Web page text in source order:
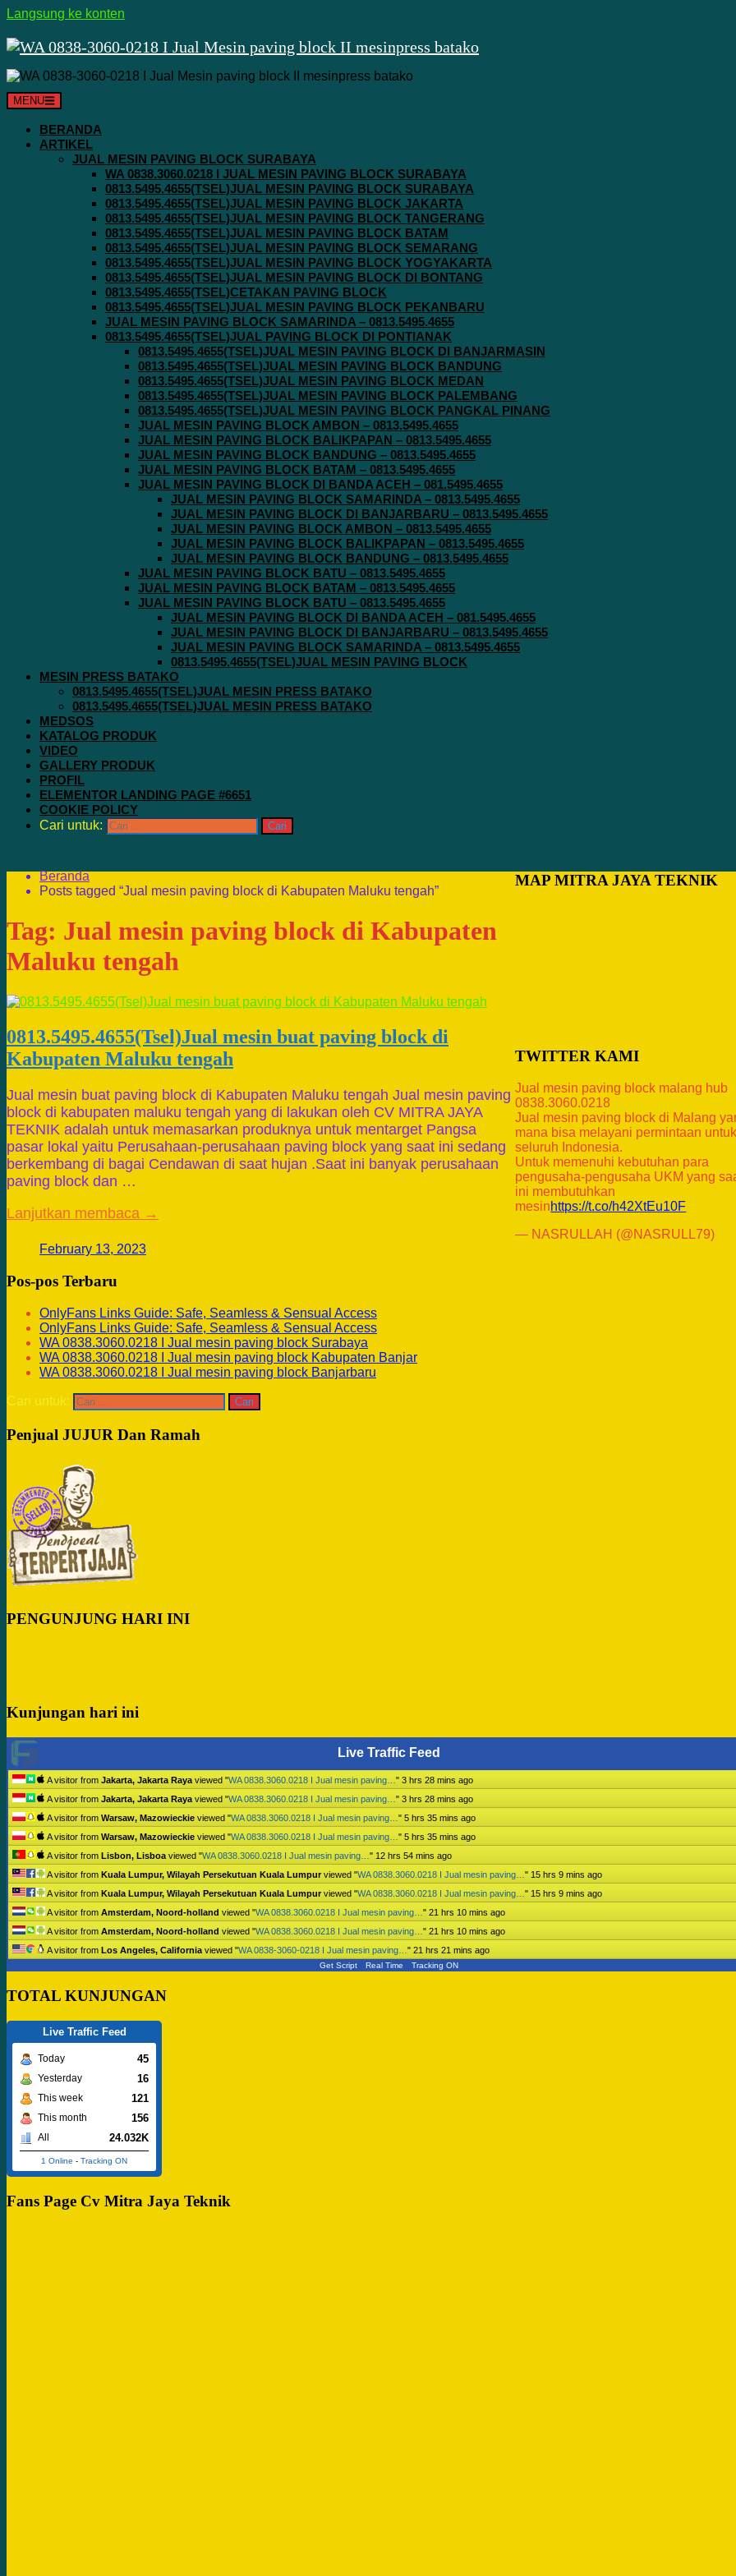
Langsung ke konten
MENU
BERANDA
ARTIKEL
JUAL MESIN PAVING BLOCK SURABAYA
WA 0838.3060.0218 I JUAL MESIN PAVING BLOCK SURABAYA
0813.5495.4655(TSEL)JUAL MESIN PAVING BLOCK SURABAYA
0813.5495.4655(TSEL)JUAL MESIN PAVING BLOCK JAKARTA
0813.5495.4655(TSEL)JUAL MESIN PAVING BLOCK TANGERANG
0813.5495.4655(TSEL)JUAL MESIN PAVING BLOCK BATAM
0813.5495.4655(TSEL)JUAL MESIN PAVING BLOCK SEMARANG
0813.5495.4655(TSEL)JUAL MESIN PAVING BLOCK YOGYAKARTA
0813.5495.4655(TSEL)JUAL MESIN PAVING BLOCK DI BONTANG
0813.5495.4655(TSEL)CETAKAN PAVING BLOCK
0813.5495.4655(TSEL)JUAL MESIN PAVING BLOCK PEKANBARU
JUAL MESIN PAVING BLOCK SAMARINDA – 0813.5495.4655
0813.5495.4655(TSEL)JUAL PAVING BLOCK DI PONTIANAK
0813.5495.4655(TSEL)JUAL MESIN PAVING BLOCK DI BANJARMASIN
0813.5495.4655(TSEL)JUAL MESIN PAVING BLOCK BANDUNG
0813.5495.4655(TSEL)JUAL MESIN PAVING BLOCK MEDAN
0813.5495.4655(TSEL)JUAL MESIN PAVING BLOCK PALEMBANG
0813.5495.4655(TSEL)JUAL MESIN PAVING BLOCK PANGKAL PINANG
JUAL MESIN PAVING BLOCK AMBON – 0813.5495.4655
JUAL MESIN PAVING BLOCK BALIKPAPAN – 0813.5495.4655
JUAL MESIN PAVING BLOCK BANDUNG – 0813.5495.4655
JUAL MESIN PAVING BLOCK BATAM – 0813.5495.4655
JUAL MESIN PAVING BLOCK DI BANDA ACEH – 081.5495.4655
JUAL MESIN PAVING BLOCK SAMARINDA – 0813.5495.4655
JUAL MESIN PAVING BLOCK DI BANJARBARU – 0813.5495.4655
JUAL MESIN PAVING BLOCK AMBON – 0813.5495.4655
JUAL MESIN PAVING BLOCK BALIKPAPAN – 0813.5495.4655
JUAL MESIN PAVING BLOCK BANDUNG – 0813.5495.4655
JUAL MESIN PAVING BLOCK BATU – 0813.5495.4655
JUAL MESIN PAVING BLOCK BATAM – 0813.5495.4655
JUAL MESIN PAVING BLOCK BATU – 0813.5495.4655
JUAL MESIN PAVING BLOCK DI BANDA ACEH – 081.5495.4655
JUAL MESIN PAVING BLOCK DI BANJARBARU – 0813.5495.4655
JUAL MESIN PAVING BLOCK SAMARINDA – 0813.5495.4655
0813.5495.4655(TSEL)JUAL MESIN PAVING BLOCK
MESIN PRESS BATAKO
0813.5495.4655(TSEL)JUAL MESIN PRESS BATAKO
0813.5495.4655(TSEL)JUAL MESIN PRESS BATAKO
MEDSOS
KATALOG PRODUK
VIDEO
GALLERY PRODUK
PROFIL
ELEMENTOR LANDING PAGE #6651
COOKIE POLICY
Cari untuk:
Beranda
Posts tagged “Jual mesin paving block di Kabupaten Maluku tengah”
Tag: Jual mesin paving block di Kabupaten
Maluku tengah
0813.5495.4655(Tsel)Jual mesin buat paving block di
Kabupaten Maluku tengah
Jual mesin buat paving block di Kabupaten Maluku tengah Jual mesin paving
block di kabupaten maluku tengah yang di lakukan oleh CV MITRA JAYA
TEKNIK adalah untuk memasarkan produknya untuk mentarget Pangsa
pasar lokal yaitu Perusahaan-perusahaan paving block yang saat ini sedang
berkembang di bagai Cendawan di saat hujan .Saat ini banyak perusahaan
paving block dan …
Lanjutkan membaca →
MAP MITRA JAYA TEKNIK
TWITTER KAMI
Jual mesin paving block malang hub
0838.3060.0218
Jual mesin paving block di Malang
mana bisa melayani permintaan untuk
seluruh Indonesia.
Untuk memenuhi kebutuhan para
pengusaha-pengusaha UKM yang
ini membutuhkan
mesinhttps://t.co/h42XtEu10F
— NASRULLAH (@NASRULL79)
February 13, 2023
Pos-pos Terbaru
OnlyFans Links Guide: Safe, Seamless & Sensual Access
OnlyFans Links Guide: Safe, Seamless & Sensual Access
WA 0838.3060.0218 I Jual mesin paving block Surabaya
WA 0838.3060.0218 I Jual mesin paving block Kabupaten Banjar
WA 0838.3060.0218 I Jual mesin paving block Banjarbaru
Cari untuk:
Penjual JUJUR Dan Ramah
PENGUNJUNG HARI INI
Kunjungan hari ini
Live Traffic Feed
A visitor from Jakarta, Jakarta Raya viewed "WA 0838.3060.0218 I Jual mesin paving… " 3 hrs 28 mins ago
A visitor from Jakarta, Jakarta Raya viewed "WA 0838.3060.0218 I Jual mesin paving… " 3 hrs 28 mins ago
A visitor from Warsaw, Mazowieckie viewed "WA 0838.3060.0218 I Jual mesin paving… " 5 hrs 35 mins ago
A visitor from Warsaw, Mazowieckie viewed "WA 0838.3060.0218 I Jual mesin paving… " 5 hrs 35 mins ago
A visitor from Lisbon, Lisboa viewed "WA 0838.3060.0218 I Jual mesin paving… " 12 hrs 54 mins ago
A visitor from Kuala Lumpur, Wilayah Persekutuan Kuala Lumpurviewed "WA 0838.3060.0218 I Jual mesin paving… " 15 hrs 9 mins ago
A visitor from Kuala Lumpur, Wilayah Persekutuan Kuala Lumpurviewed "WA 0838.3060.0218 I Jual mesin paving… " 15 hrs 9 mins ago
A visitor from Amsterdam, Noord-holland viewed "WA 0838.3060.0218 I Jual mesin paving… " 21 hrs 10 mins ago
A visitor from Amsterdam, Noord-holland viewed "WA 0838.3060.0218 I Jual mesin paving… " 21 hrs 10 mins ago
A visitor from Los Angeles, California viewed "WA 0838-3060-0218 I Jual mesin paving… " 21 hrs 21 mins ago
Get Script Real Time Tracking ON
TOTAL KUNJUNGAN
Live Traffic Feed
Today 45
Yesterday 16
This week 121
This month 156
All 24.032K
1 Online - Tracking ON
Fans Page Cv Mitra Jaya Teknik